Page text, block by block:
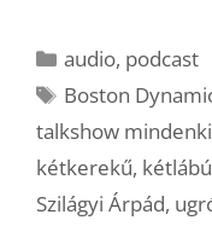
Kategória
audio, podcast
Címkék
Boston
talkshow
kétkerekű, kétlábú
Szilágyi Árpád,